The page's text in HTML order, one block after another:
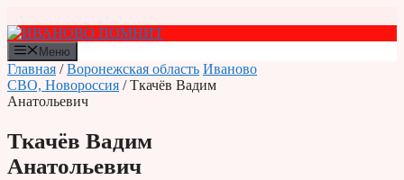
к
содержимому
Меню
Главная /Воронежская область Иваново
СВО, Новороссия / Ткачёв Вадим
Анатольевич
Ткачёв Вадим
Анатольевич